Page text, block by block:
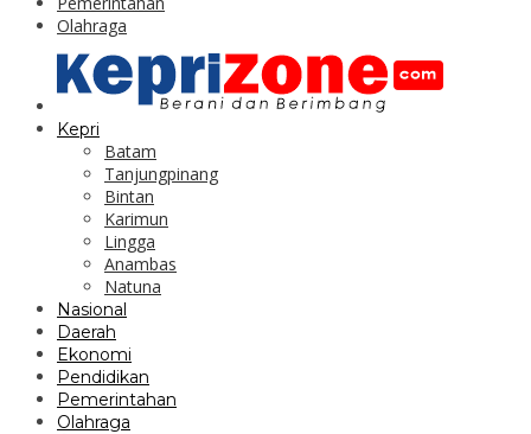
Olahraga
Kepri
Batam
Tanjungpinang
Bintan
Karimun
Lingga
Anambas
Natuna
Nasional
Daerah
Ekonomi
Pendidikan
Pemerintahan
Olahraga